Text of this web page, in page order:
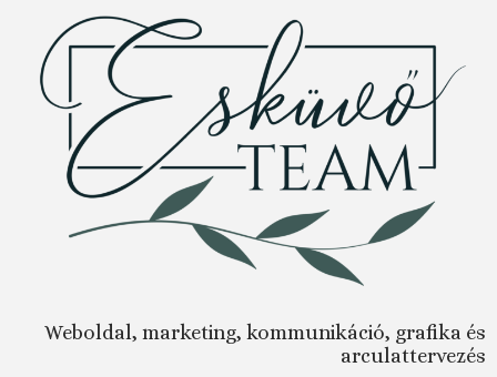
Weboldal, marketing, kommunikáció, grafika és
arculattervezés